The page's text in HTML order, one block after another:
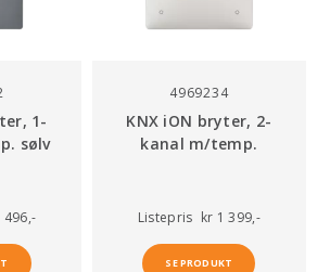
1-
sølv
496,-
4969234
KNX iON bryter, 2-
kanal m/temp.
Listepris kr 1 399,-
SE PRODUKT